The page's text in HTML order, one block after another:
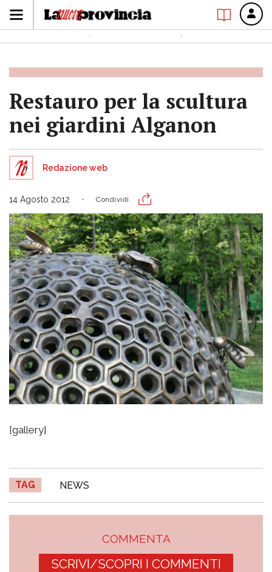
Restauro per la scultura
nei giardini Alganon
Redazione web
14 Agosto 2012 Condividi
[gallery]
TAG NEWS
COMMENTA
SCRIVI/SCOPRI I COMMENTI